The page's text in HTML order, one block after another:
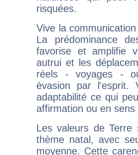
risquées.
Vive la
La prédominance
favorise et amplifie
autrui et les
réels - voyages -
évasion par l'esprit.
adaptabilité ce qui
affirmation ou en
Les valeurs de Terre
thème natal, avec
moyenne. Cette